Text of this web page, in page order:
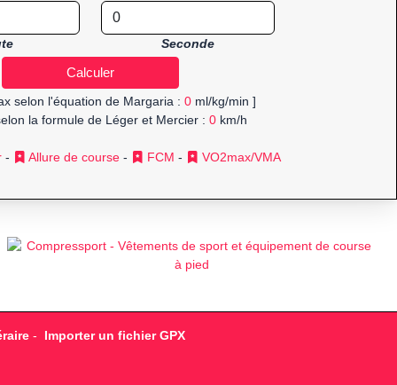
Seconde
selon l'équation de Margaria : 0ml/kg/min ]
la formule de Léger et Mercier : 0 km/h
- Allure de course- FCM - VO2max/VMA
- Importer un fichier GPX